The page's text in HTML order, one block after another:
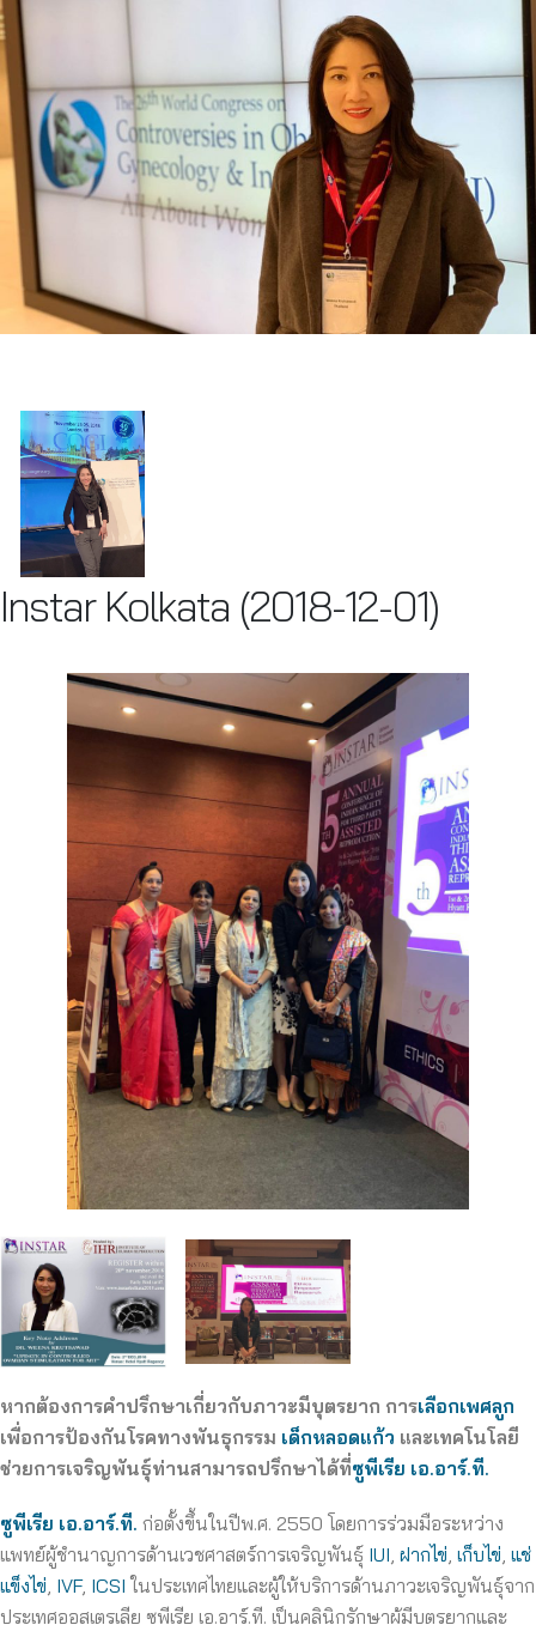
Instar Kolkata (2018-12-01)
หากต้องการคำปรึกษาเกี่ยวกับภาวะมีบุตรยาก การเลือกเพศลูก
เพื่อการป้องกันโรคทางพันธุกรรม เด็กหลอดแก้ว และเทคโนโลยี
ช่วยการเจริญพันธุ์ท่านสามารถปรึกษาได้ที่ซูพีเรีย เอ.อาร์.ที.
ซูพีเรีย เอ.อาร์.ที. ก่อตั้งขึ้นในปีพ.ศ. 2550 โดยการร่วมมือระหว่าง
แพทย์ผู้ชำนาญการด้านเวชศาสตร์การเจริญพันธุ์ IUI ฝากไข่ เก็บไข่ แช่
แข็งไข่ IVF, ICSI ในประเทศไทยและผู้ให้บริการด้านภาวะเจริญพันธุ์จาก
ประเทศออสเตรเลีย ซูพีเรีย เอ.อาร์.ที. เป็นคลินิกรักษาผู้มีบุตรยากและ